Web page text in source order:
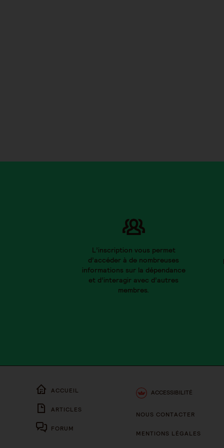
L’inscription vous permet
d’accéder à de nombreuses
informations sur la dépendance
et d’interagir avec d’autres
membres.
ACCUEIL
ARTICLES
FORUM
ACCESSIBILITÉ
NOUS CONTACTER
MENTIONS LÉGALES